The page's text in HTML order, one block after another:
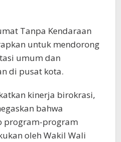
Tanpa Kendaraan
untuk mendorong
umum dan
di pusat kota.
kinerja birokrasi,
bahwa
program-program
oleh Wakil Wali